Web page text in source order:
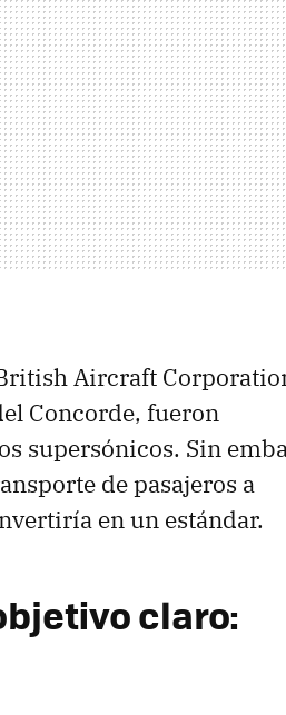
Aircraft
Concorde, fueron
supersónicos. Sin
de pasajeros a
en un estándar.
claro: